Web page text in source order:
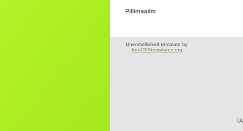
Pillimaailm
Unembellished template by
freeCSStemplates.org